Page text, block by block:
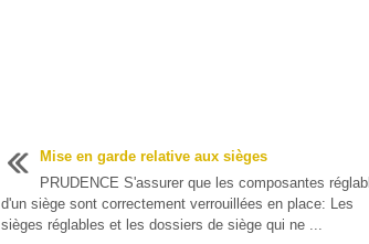
Mise en garde relative aux sièges
PRUDENCE S'assurer que les composantes
d'un siège sont correctement verrouillées en place: Les
sièges réglables et les dossiers de siège qui ne ...